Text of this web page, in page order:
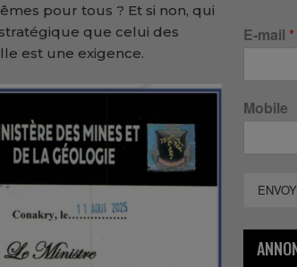
pour tous ? Et si non, qui
que celui des
est une exigence.
E-mail *
Mobile